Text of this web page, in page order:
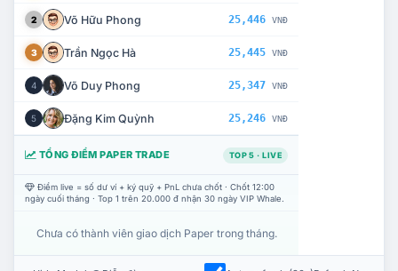
2 Võ Hữu Phong 25,446 VNĐ
3 Trần Ngọc Hà 25,445 VNĐ
4 Võ Duy Phong 25,347 VNĐ
5 Đặng Kim Quỳnh 25,246 VNĐ
TỔNG ĐIỂM PAPER TRADE TOP 5 · LIVE
Điểm live = số dư ví + ký quỹ + PnL chưa chốt · Chốt 12:00
ngày cuối tháng · Top 1 trên 20.000 đ nhận 30 ngày VIP Whale.
Chưa có thành viên giao dịch Paper trong tháng.